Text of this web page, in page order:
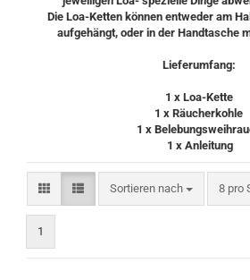
Die Loa-Ketten können entweder am
aufgehängt, oder in der Handtasche
Lieferumfang:
1 x Loa-Kette
1 x Räucherkohle
1 x
1 x Anleitung
Sortieren nach
Sortieren nach 8 pro
pro
1